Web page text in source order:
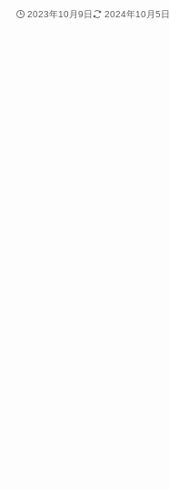
2023年10月9日 2024年10月5日